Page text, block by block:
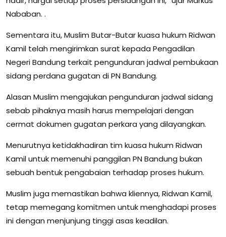
Nababan. .
Sementara itu, Muslim Butar-Butar kuasa hukum Ridwan
Kamil telah mengirimkan surat kepada Pengadilan
Negeri Bandung terkait pengunduran jadwal pembukaan
sidang perdana gugatan di PN Bandung.
Alasan Muslim mengajukan pengunduran jadwal sidang
sebab pihaknya masih harus mempelajari dengan
cermat dokumen gugatan perkara yang dilayangkan.
Menurutnya ketidakhadiran tim kuasa hukum Ridwan
Kamil untuk memenuhi panggilan PN Bandung bukan
sebuah bentuk pengabaian terhadap proses hukum.
Muslim juga memastikan bahwa kliennya, Ridwan Kamil,
tetap memegang komitmen untuk menghadapi proses
ini dengan menjunjung tinggi asas keadilan.